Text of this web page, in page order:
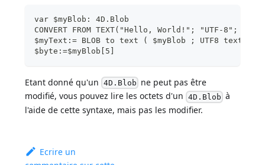
var $myBlob: 4D.Blob
CONVERT FROM TEXT("Hello, World!"; "UTF-8";
$myText:= BLOB to text ( $myBlob ; UTF8 text
$byte:=$myBlob[5]
Etant donné qu'un 4D.Blob ne peut pas être
modifié, vous pouvez lire les octets d'un 4D.Blob à
l'aide de cette syntaxe, mais pas les modifier.
Ecrire un